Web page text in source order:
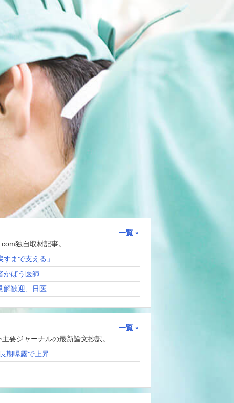
一覧
独自取材記事。
まで支える」
かばう医師
解歓迎、日医
一覧
要ジャーナルの最新論文抄訳。
期曝露で上昇